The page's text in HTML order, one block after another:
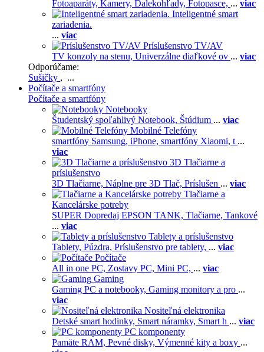
Fotoaparáty, Kamery, Ďalekohľady, Fotopasce, ... viac
Inteligentné smart
zariadenia.
... viac
Príslušenstvo TV/AV
TV konzoly na stenu, Univerzálne diaľkové ov ... viac
Odporúčame:
Sušičky , ...
Počítače a smartfóny
Počítače a smartfóny
Notebooky
Študentský spoľahlivý Notebook, Štúdium ... viac
Mobilné Telefóny
smartfóny Samsung, iPhone, smartfóny Xiaomi, t ...
viac
3D Tlačiarne a
príslušenstvo
3D Tlačiarne, Náplne pre 3D Tlač, Príslušen ... viac
Tlačiarne a
Kancelárske potreby
SUPER Dopredaj EPSON TANK, Tlačiarne, Tankové
... viac
Tablety a príslušenstvo
Tablety, Púzdra, Príslušenstvo pre tablety, ... viac
Počítače
All in one PC, Zostavy PC, Mini PC, ... viac
Gaming
Gaming PC a notebooky, Gaming monitory a pro ...
viac
Nositeľná elektronika
Detské smart hodinky, Smart náramky, Smart h ... viac
PC komponenty
Pamäte RAM, Pevné disky, Výmenné kity a boxy ...